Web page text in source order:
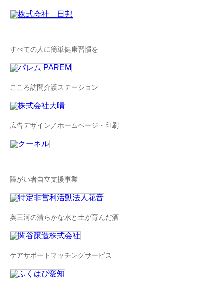
すべての人に簡単健康習慣を
こころ訪問介護ステーション
広告デザイン／ホームページ・印刷
障がい者自立支援事業
奥三河の清らかな水と土が育んだ酒
ケアサポートマッチングサービス